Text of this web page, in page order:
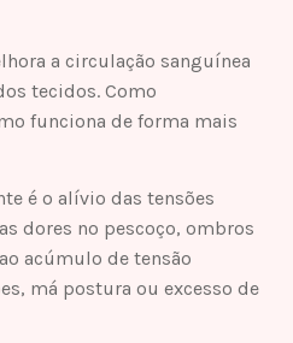
a circulação sanguínea
tecidos. Como
funciona de forma mais
é o alívio das tensões
dores no pescoço, ombros
acúmulo de tensão
má postura ou excesso de